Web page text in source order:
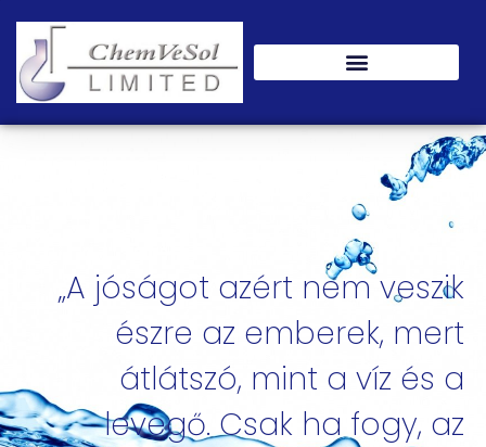
„A jóságot azért nem veszik
észre az emberek, mert
átlátszó, mint a víz és a
levegő. Csak ha fogy, az